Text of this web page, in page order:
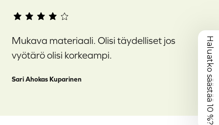
Mukava materiaali. Olisi täydelliset jos
vyötärö olisi korkeampi.
Sari Ahokas Kuparinen Haluatko säästää 10 %?